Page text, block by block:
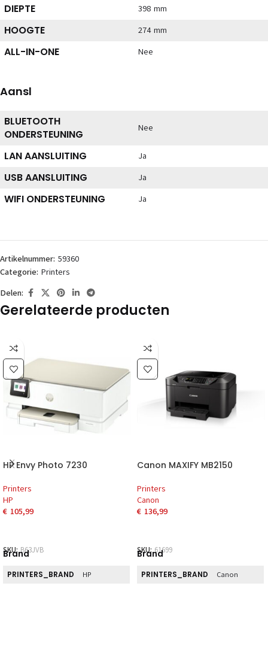
DIEPTE 398 mm
HOOGTE 274 mm
ALL-IN-ONE Nee
Aansl
BLUETOOTH
ONDERSTEUNING
Nee
LAN AANSLUITING Ja
USB AANSLUITING Ja
WIFI ONDERSTEUNING Ja
Artikelnummer: 59360
Categorie: Printers
Delen:
Gerelateerde producten
HP Envy Photo 7230
Printers
HP
€ 105,99
SKU:B63JVB
Brand
PRINTERS_BRAND HP
Canon MAXIFY MB2150
Printers
Canon
€ 136,99
SKU:61699
Brand
PRINTERS_BRAND Canon